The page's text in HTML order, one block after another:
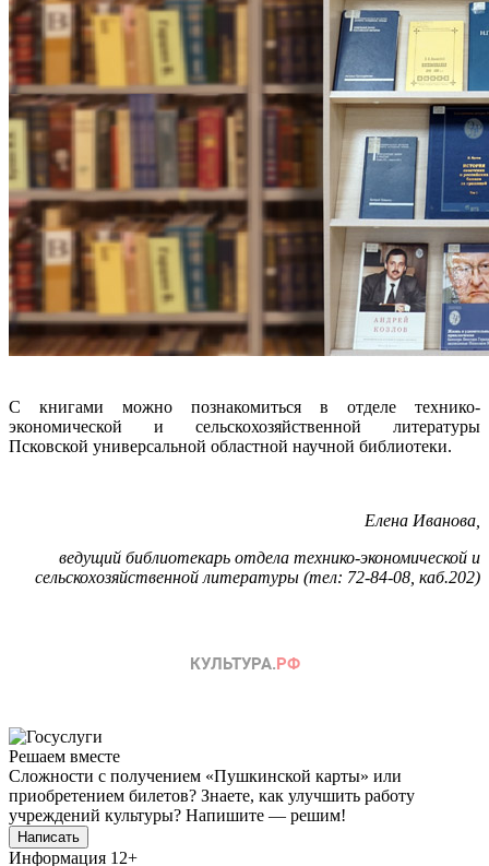
С книгами можно познакомиться в отделе технико-
экономической и сельскохозяйственной литературы
Псковской универсальной областной научной библиотеки.
Елена Иванова,
ведущий библиотекарь отдела технико-экономической и
сельскохозяйственной литературы (тел: 72-84-08, каб.202)
Решаем вместе
Сложности с получением «Пушкинской карты» или
приобретением билетов? Знаете, как улучшить работу
учреждений культуры? Напишите — решим!
Написать
Информация 12+